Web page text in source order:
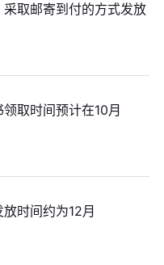
取邮寄到付的方式发放
取时间预计在10月
时间约为12月